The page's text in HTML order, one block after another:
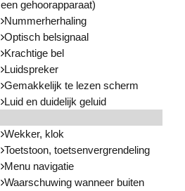
een gehoorapparaat)
Nummerherhaling
Optisch belsignaal
Krachtige bel
Luidspreker
Gemakkelijk te lezen scherm
Luid en duidelijk geluid
Wekker, klok
Toetstoon, toetsenvergrendeling
Menu navigatie
Waarschuwing wanneer buiten